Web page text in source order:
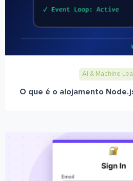
AI & Machine
O que é o alojamento